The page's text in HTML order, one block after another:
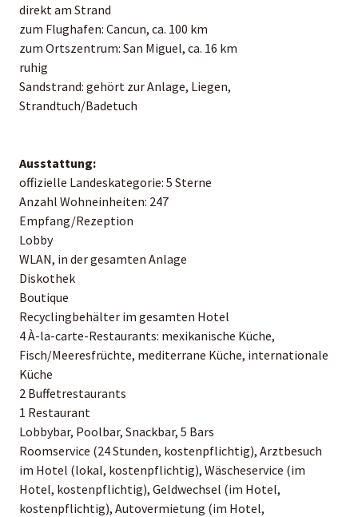
direkt am Strand
zum Flughafen: Cancun, ca. 100 km
zum Ortszentrum: San Miguel, ca. 16 km
ruhig
Sandstrand: gehört zur Anlage, Liegen,
Strandtuch/Badetuch
Ausstattung:
offizielle Landeskategorie: 5 Sterne
Anzahl Wohneinheiten: 247
Empfang/Rezeption
Lobby
WLAN, in der gesamten Anlage
Diskothek
Boutique
Recyclingbehälter im gesamten Hotel
4 À-la-carte-Restaurants: mexikanische Küche,
Fisch/Meeresfrüchte, mediterrane Küche, internationale
Küche
2 Buffetrestaurants
1 Restaurant
Lobbybar, Poolbar, Snackbar, 5 Bars
Roomservice (24 Stunden, kostenpflichtig), Arztbesuch
im Hotel (lokal, kostenpflichtig), Wäscheservice (im
Hotel, kostenpflichtig), Geldwechsel (im Hotel,
kostenpflichtig), Autovermietung (im Hotel,